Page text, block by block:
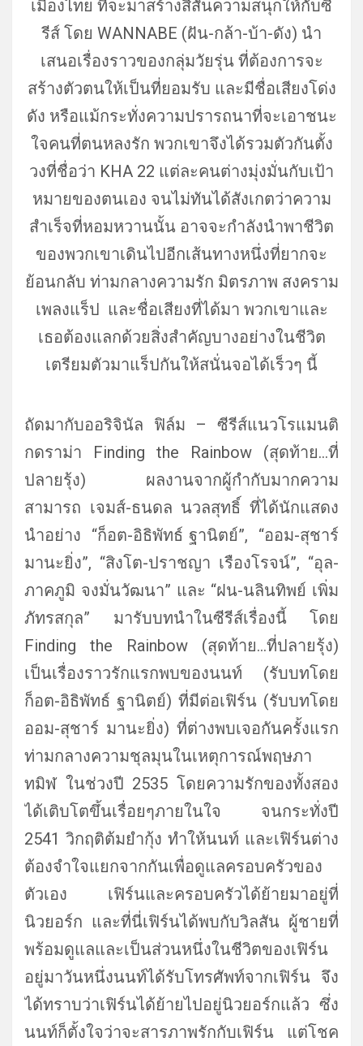
เมืองไทย ที่จะมาสร้างสีสันความสนุกให้กับซี
รีส์ โดย WANNABE (ฝัน-กล้า-บ้า-ดัง) นำ
เสนอเรื่องราวของกลุ่มวัยรุ่น ที่ต้องการจะ
สร้างตัวตนให้เป็นที่ยอมรับ และมีชื่อเสียงโด่ง
ดัง หรือแม้กระทั่งความปรารถนาที่จะเอาชนะ
ใจคนที่ตนหลงรัก พวกเขาจึงได้รวมตัวกันตั้ง
วงที่ชื่อว่า KHA 22 แต่ละคนต่างมุ่งมั่นกับเป้า
หมายของตนเอง จนไม่ทันได้สังเกตว่าความ
สําเร็จที่หอมหวานนั้น อาจจะกําลังนําพาชีวิต
ของพวกเขาเดินไปอีกเส้นทางหนึ่งที่ยากจะ
ย้อนกลับ ท่ามกลางความรัก มิตรภาพ สงคราม
เพลงแร็ป และชื่อเสียงที่ได้มา พวกเขาและ
เธอต้องแลกด้วยสิ่งสำคัญบางอย่างในชีวิต
เตรียมตัวมาแร็ปกันให้สนั่นจอได้เร็วๆ นี้
ถัดมากับออริจินัล ฟิล์ม – ซีรีส์แนวโรแมนติ
กดราม่า Finding the Rainbow (สุดท้าย…ที่
ปลายรุ้ง) ผลงานจากผู้กำกับมากความ
สามารถ เจมส์-ธนดล นวลสุทธิ์ ที่ได้นักแสดง
นำอย่าง “ก็อต-อิธิพัทธ์ ฐานิตย์”, “ออม-สุชาร์
มานะยิ่ง”, “สิงโต-ปราชญา เรืองโรจน์”, “อุล-
ภาคภูมิ จงมั่นวัฒนา” และ “ฝน-นลินทิพย์ เพิ่ม
ภัทรสกุล” มารับบทนำในซีรีส์เรื่องนี้ โดย
Finding the Rainbow (สุดท้าย…ที่ปลายรุ้ง)
เป็นเรื่องราวรักแรกพบของนนท์ (รับบทโดย
ก็อต-อิธิพัทธ์ ฐานิตย์) ที่มีต่อเฟิร์น (รับบทโดย
ออม-สุชาร์ มานะยิ่ง) ที่ต่างพบเจอกันครั้งแรก
ท่ามกลางความชุลมุนในเหตุการณ์พฤษภา
ทมิฬ ในช่วงปี 2535 โดยความรักของทั้งสอง
ได้เติบโตขึ้นเรื่อยๆภายในใจ จนกระทั่งปี
2541 วิกฤติต้มยํากุ้ง ทำให้นนท์ และเฟิร์นต่าง
ต้องจำใจแยกจากกันเพื่อดูแลครอบครัวของ
ตัวเอง เฟิร์นและครอบครัวได้ย้ายมาอยู่ที่
นิวยอร์ก และที่นี่เฟิร์นได้พบกับวิลสัน ผู้ชายที่
พร้อมดูแลและเป็นส่วนหนึ่งในชีวิตของเฟิร์น
อยู่มาวันหนึ่งนนท์ได้รับโทรศัพท์จากเฟิร์น จึง
ได้ทราบว่าเฟิร์นได้ย้ายไปอยู่นิวยอร์กแล้ว ซึ่ง
นนท์ก็ตั้งใจว่าจะสารภาพรักกับเฟิร์น แต่โชค